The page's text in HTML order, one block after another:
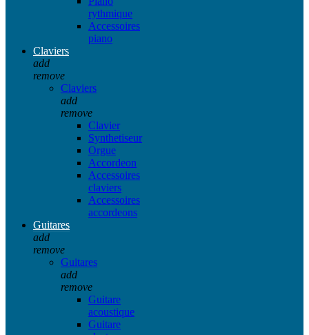
rythmique
Accessoires
piano
Claviers
add
remove
Claviers
add
remove
Clavier
Synthetiseur
Orgue
Accordeon
Accessoires
claviers
Accessoires
accordeons
Guitares
add
remove
Guitares
add
remove
Guitare
acoustique
Guitare